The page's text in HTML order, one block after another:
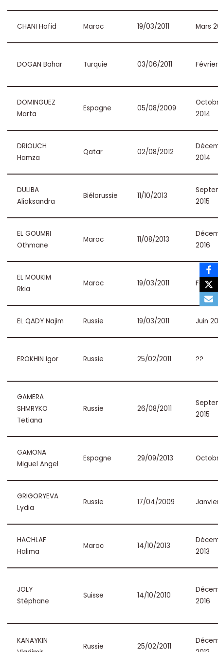
CHANI Hafid Maroc 19/03/2011 Mars
DOGAN Bahar Turquie 03/06/2011
DOMINGUEZ
Marta
Espagne 05/08/2009
2014
DRIOUCH
Hamza
Qatar 02/08/2012
2014
DULIBA
Aliaksandra
Biélorussie 11/10/2013
2015
EL GOUMRI
Othmane
Maroc 11/08/2013
2016
EL MOUKIM
Rkia
Maroc 19/03/2011
EL QADY Najim Russie 19/03/2011 Juin
EROKHIN Igor Russie 25/02/2011 ??
GAMERA
SHMRYKO
Tetiana
Russie 26/08/2011
2015
GAMONA
Miguel Angel
Espagne 29/09/2013
GRIGORYEVA
Lydia
Russie 17/04/2009
HACHLAF
Halima
Maroc 14/10/2013
2013
JOLY
Stéphane
Suisse 14/10/2010
2016
KANAYKIN
Russie 25/02/2011